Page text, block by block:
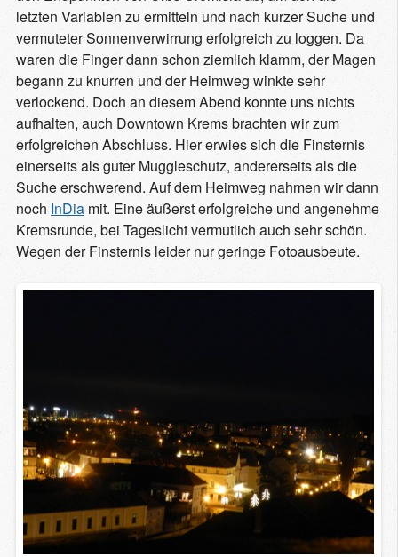
letzten Variablen zu ermitteln und nach kurzer Suche und
vermuteter Sonnenverwirrung erfolgreich zu loggen. Da
waren die Finger dann schon ziemlich klamm, der Magen
begann zu knurren und der Heimweg winkte sehr
verlockend. Doch an diesem Abend konnte uns nichts
aufhalten, auch Downtown Krems brachten wir zum
erfolgreichen Abschluss. Hier erwies sich die Finsternis
einerseits als guter Muggleschutz, andererseits als die
Suche erschwerend. Auf dem Heimweg nahmen wir dann
noch InDia mit. Eine äußerst erfolgreiche und angenehme
Kremsrunde, bei Tageslicht vermutlich auch sehr schön.
Wegen der Finsternis leider nur geringe Fotoausbeute.